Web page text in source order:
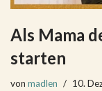
Als Mama
starten
von madlen 10.